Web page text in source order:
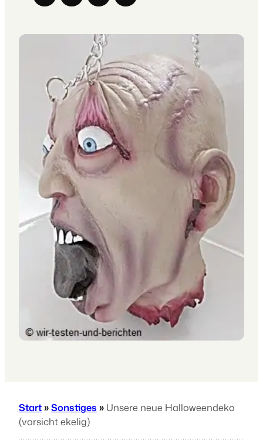
Start»Sonstiges » Unsere neue Halloweendeko
(vorsicht ekelig)